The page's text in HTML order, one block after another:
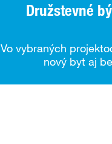
Družstevné
Vo vybraných
nový byt aj